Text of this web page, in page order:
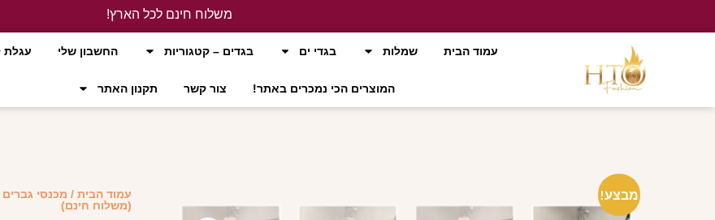
משלוח חינם לכל הארץ!
עמוד הבית
שמלות בגדי ים בגדים – קטגוריות החשבון שלי עגלת
המוצרים הכי נמכרים באתר! צור קשר תקנון האתר
מבצע! עמוד הבית / מכנסי גברים
(משלוח חינם)